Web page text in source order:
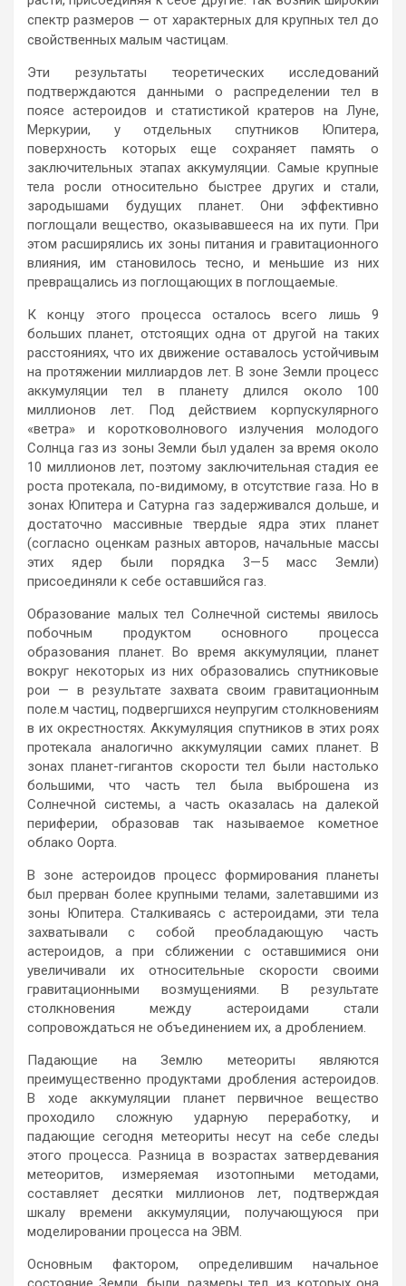
спектр размеров — от характерных для крупных тел до
свойственных малым частицам.
Эти результаты теоретических исследований
подтверждаются данными о распределении тел в
поясе астероидов и статистикой кратеров на Луне,
Меркурии, у отдельных спутников Юпитера,
поверхность которых еще сохраняет память о
заключительных этапах аккумуляции. Самые крупные
тела росли относительно быстрее других и стали,
зародышами будущих планет. Они эффективно
поглощали вещество, оказывавшееся на их пути. При
этом расширялись их зоны питания и гравитационного
влияния, им становилось тесно, и меньшие из них
превращались из поглощающих в поглощаемые.
К концу этого процесса осталось всего лишь 9
больших планет, отстоящих одна от другой на таких
расстояниях, что их движение оставалось устойчивым
на протяжении миллиардов лет. В зоне Земли процесс
аккумуляции тел в планету длился около 100
миллионов лет. Под действием корпускулярного
«ветра» и коротковолнового излучения молодого
Солнца газ из зоны Земли был удален за время около
10 миллионов лет, поэтому заключительная стадия ее
роста протекала, по-видимому, в отсутствие газа. Но в
зонах Юпитера и Сатурна газ задерживался дольше, и
достаточно массивные твердые ядра этих планет
(согласно оценкам разных авторов, начальные массы
этих ядер были порядка 3—5 масс Земли)
присоединяли к себе оставшийся газ.
Образование малых тел Солнечной системы явилось
побочным продуктом основного процесса
образования планет. Во время аккумуляции, планет
вокруг некоторых из них образовались спутниковые
рои — в результате захвата своим гравитационным
поле.м частиц, подвергшихся неупругим столкновениям
в их окрестностях. Аккумуляция спутников в этих роях
протекала аналогично аккумуляции самих планет. В
зонах планет-гигантов скорости тел были настолько
большими, что часть тел была выброшена из
Солнечной системы, а часть оказалась на далекой
периферии, образовав так называемое кометное
облако Оорта.
В зоне астероидов процесс формирования планеты
был прерван более крупными телами, залетавшими из
зоны Юпитера. Сталкиваясь с астероидами, эти тела
захватывали с собой преобладающую часть
астероидов, а при сближении с оставшимися они
увеличивали их относительные скорости своими
гравитационными возмущениями. В результате
столкновения между астероидами стали
сопровождаться не объединением их, а дроблением.
Падающие на Землю метеориты являются
преимущественно продуктами дробления астероидов.
В ходе аккумуляции планет первичное вещество
проходило сложную ударную переработку, и
падающие сегодня метеориты несут на себе следы
этого процесса. Разница в возрастах затвердевания
метеоритов, измеряемая изотопными методами,
составляет десятки миллионов лет, подтверждая
шкалу времени аккумуляции, получающуюся при
моделировании процесса на ЭВМ.
Основным фактором, определившим начальное